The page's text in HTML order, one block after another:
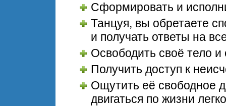
Сформировать и
Танцуя, вы обретаете
и получать ответы на
Освободить своё тело и
Получить доступ к
Ощутить её свободное
двигаться по жизни